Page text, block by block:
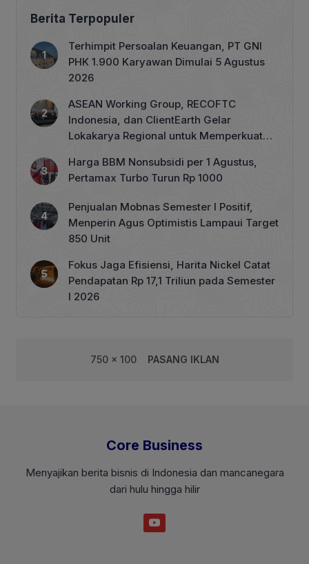
Berita Terpopuler
Terhimpit Persoalan Keuangan, PT GNI
PHK 1.900 Karyawan Dimulai 5 Agustus
2026
ASEAN Working Group, RECOFTC
Indonesia, dan ClientEarth Gelar
Lokakarya Regional untuk Memperkuat
Harga BBM Nonsubsidi per 1 Agustus,
Pertamax Turbo Turun Rp 1000
Penjualan Mobnas Semester I Positif,
Menperin Agus Optimistis Lampaui Target
850 Unit
Fokus Jaga Efisiensi, Harita Nickel Catat
Pendapatan Rp 17,1 Triliun pada Semester
I 2026
750 x 100 PASANG IKLAN
Core Business
Menyajikan berita bisnis di Indonesia dan mancanegara
dari hulu hingga hilir